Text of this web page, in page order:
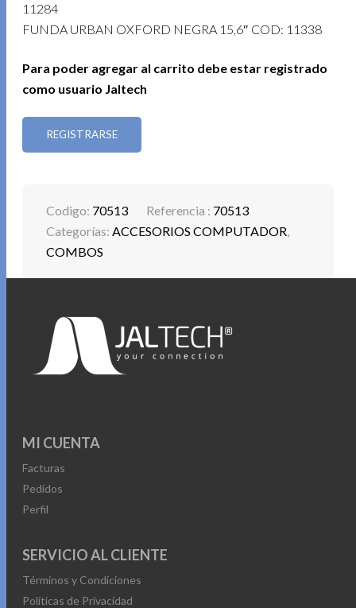
11284
FUNDA URBAN OXFORD NEGRA 15,6″ COD: 11338
Para poder agregar al carrito debe estar registrado
como usuario Jaltech
REGISTRARSE
Codigo: 70513 Referencia : 70513
Categorías:ACCESORIOS COMPUTADOR,
COMBOS
MI CUENTA
Facturas
Pedidos
Perfil
SERVICIO AL CLIENTE
Términos y Condiciones
Políticas de Privacidad